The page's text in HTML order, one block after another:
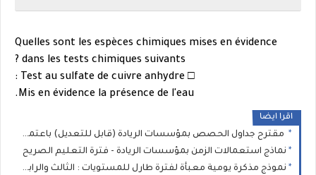
Quelles sont les espèces chimiques mises en évidence
dans les tests chimiques suivants ?
□ Test au sulfate de cuivre anhydre :
Mis en évidence la présence de l'eau.
اقرا ايضا
مقترح جداول الحصص بمؤسسات الريادة (قابل للتعديل) باعتماد التخصص من المستوى الثاني إلى السادس ابتدائي
نماذج استعمالات الزمن بمؤسسات الريادة - فترة التعليم الصريح
نموذج مذكرة يومية معبأة لفترة طارل للمستويات : الثالث والرابع والخامس والسادس